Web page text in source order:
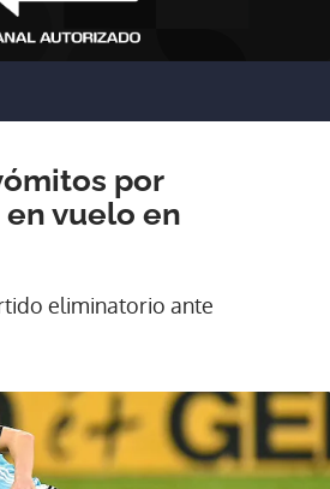
por
vuelo en
eliminatorio ante